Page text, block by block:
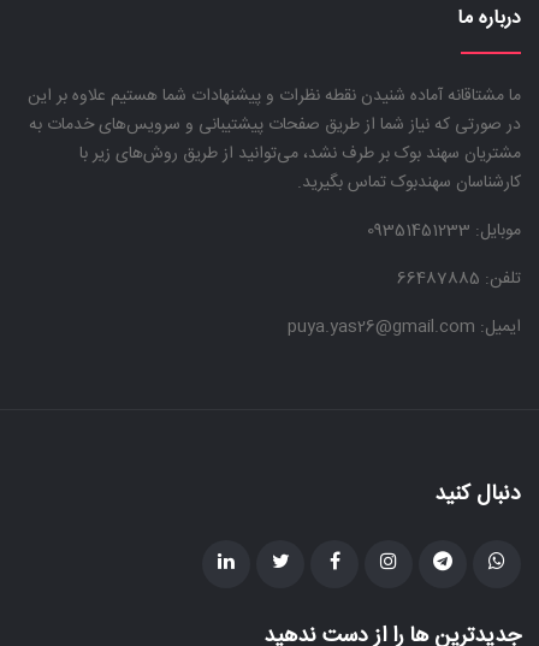
درباره ما
ما مشتاقانه آماده شنیدن نقطه نظرات و پیشنهادات شما هستیم علاوه بر این
در صورتی که نیاز شما از طریق صفحات پیشتیبانی و سرویس‌های خدمات به
مشتریان سهند بوک بر طرف نشد، می‌توانید از طریق روش‌های زیر با
کارشناسان سهندبوک تماس بگیرید.
موبایل:
تلفن: 66487885
ایمیل: puya.yas26@gmail.com
دنبال کنید
جدیدترین ها را از دست ندهید